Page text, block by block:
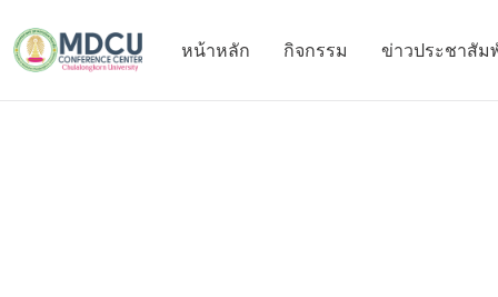
หน้าหลัก กิจกรรม ข่าวประชาสัม